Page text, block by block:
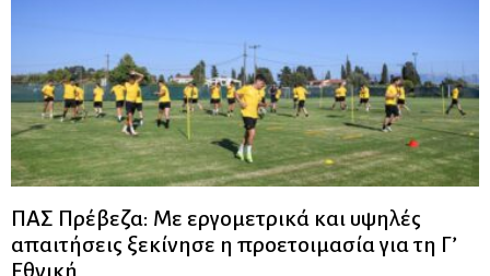
ΠΑΣ Πρέβεζα: Με εργομετρικά και υψηλές
απαιτήσεις ξεκίνησε η προετοιμασία για τη Γ’
Εθνική